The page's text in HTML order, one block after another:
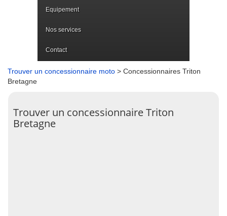
Equipement
Nos services
Contact
Trouver un concessionnaire moto > Concessionnaires Triton
Bretagne
Trouver un concessionnaire Triton
Bretagne